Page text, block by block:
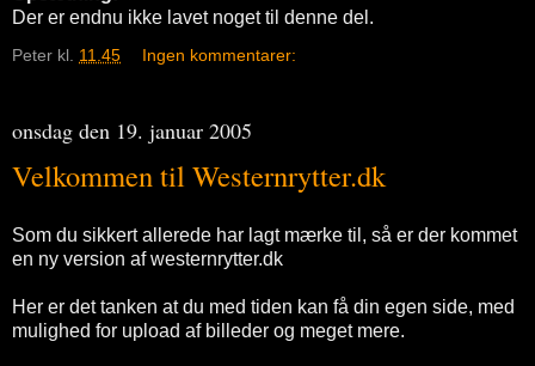
Der er endnu ikke lavet noget til denne del.
Peter kl. 11.45 Ingen kommentarer:
onsdag den 19. januar 2005
Velkommen til Westernrytter.dk
Som du sikkert allerede har lagt mærke til, så er der kommet
en ny version af westernrytter.dk
Her er det tanken at du med tiden kan få din egen side, med
mulighed for upload af billeder og meget mere.